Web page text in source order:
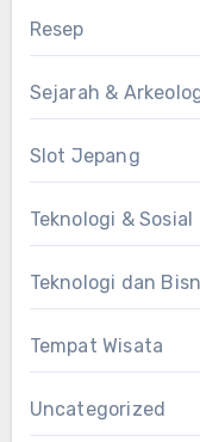
Resep
Sejarah &
Slot Jepang
Teknologi & Sosial
Teknologi dan
Tempat Wisata
Uncategorized